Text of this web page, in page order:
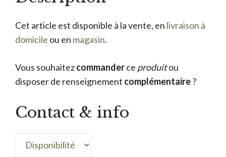
Cet article est disponible à la vente, en livraison à
domicile ou en magasin.
Vous souhaitezcommanderce produitou
disposer de renseignement complémentaire?
Contact & info